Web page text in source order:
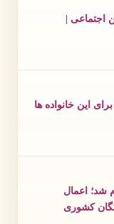
اجتماعی |
۶,۹۷۰,۰۰۰ تومان برای این خانواده ها
شد؛ اعمال
کشوری